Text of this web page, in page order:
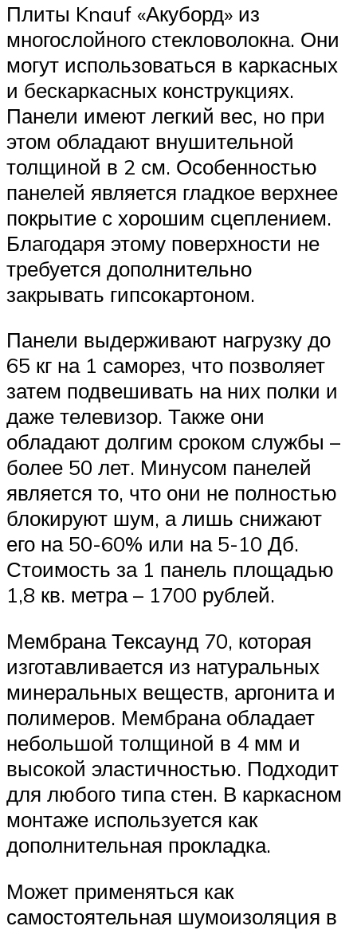
Плиты Knauf «Акуборд» из
многослойного стекловолокна. Они
могут использоваться в каркасных
и бескаркасных конструкциях.
Панели имеют легкий вес, но при
этом обладают внушительной
толщиной в 2 см. Особенностью
панелей является гладкое верхнее
покрытие с хорошим сцеплением.
Благодаря этому поверхности не
требуется дополнительно
закрывать гипсокартоном.
Панели выдерживают нагрузку до
65 кг на 1 саморез, что позволяет
затем подвешивать на них полки и
даже телевизор. Также они
обладают долгим сроком службы –
более 50 лет. Минусом панелей
является то, что они не полностью
блокируют шум, а лишь снижают
его на 50-60% или на 5-10 Дб.
Стоимость за 1 панель площадью
1,8 кв. метра – 1700 рублей.
Мембрана Тексаунд 70, которая
изготавливается из натуральных
минеральных веществ, аргонита и
полимеров. Мембрана обладает
небольшой толщиной в 4 мм и
высокой эластичностью. Подходит
для любого типа стен. В каркасном
монтаже используется как
дополнительная прокладка.
Может применяться как
самостоятельная шумоизоляция в